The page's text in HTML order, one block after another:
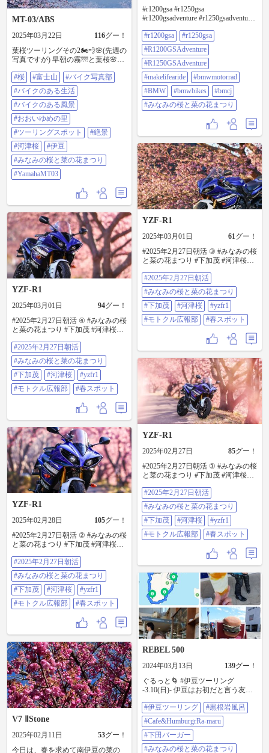
MT-03/ABS
2025年03月22日 116グー！
葉桜ツーリングその2🏍️💨🌸(先週の
写真ですが) 早朝の霧🌁と葉桜🌸と
てましたが、コレはこれでなかな
か幽玄な…😃 ③バイクと葉桜 1〜3:
おおいゆめの里 4:青野川とバイク
と葉桜…爽やかでした😄(伊豆です)
#桜 #富士山 #バイク写真部 #バイク
のある生活 #バイクのある風景 #お
おいゆめの里 #ツーリングスポット
#絶景 #河津桜 #伊豆 #みなみの桜と
菜の花まつり #yamahamt03
#桜 #富士山
#バイク写真部
#バイクのある生活
#バイクのある風景
#おおいゆめの里
#ツーリングスポット
#絶景
#河津桜
#伊豆
#みなみの桜と菜の花まつり
#YamahaMT03
#r1200gsa #r1250gsa
#r1200gsadventure #r1250gsadventure
#bmwbikes #bmcj #みなみの桜と菜
の花まつり
#r1200gsa
#r1250gsa
#R1200GSAdventure
#R1250GSAdventure
#makelifearide
#bmwmotorrad
#BMW
#bmwbikes
#bmcj
#みなみの桜と菜の花まつり
YZF-R1
2025年03月01日 94グー！
#2025年2月27日朝活 ④ #みなみの桜
と菜の花まつり #下加茂 #河津桜
ト
#2025年2月27日朝活
#みなみの桜と菜の花まつり
#下加茂
#河津桜
#yzfr1
#モトクル広報部
#春スポット
YZF-R1
2025年03月01日 61グー！
#2025年2月27日朝活 ③ #みなみの桜
と菜の花まつり #下加茂 #河津桜
ト
#2025年2月27日朝活
#みなみの桜と菜の花まつり
#下加茂
#河津桜
#yzfr1
#モトクル広報部
#春スポット
YZF-R1
2025年02月28日 105グー！
#2025年2月27日朝活 ② #みなみの桜
と菜の花まつり #下加茂 #河津桜
ト
#2025年2月27日朝活
#みなみの桜と菜の花まつり
#下加茂
#河津桜
#yzfr1
#モトクル広報部
#春スポット
YZF-R1
2025年02月27日 85グー！
#2025年2月27日朝活 ① #みなみの桜
と菜の花まつり #下加茂 #河津桜
ト
#2025年2月27日朝活
#みなみの桜と菜の花まつり
#下加茂
#河津桜
#yzfr1
#モトクル広報部
#春スポット
V7 ⅡStone
2025年02月11日 53グー！
今日は、春を求めて南伊豆の菜の
REBEL 500
2024年03月13日 139グー！
ぐるっと🌀 #伊豆ツーリング
-3.10(日)- 伊豆はお初だと言う友人
たよ〜！！！ #黒根岩風呂 道路か
ら見えるかもしれん露天風呂とは
聞いてた…。男湯は脱衣所に戻る
通路が、入り口の階段から見える
もんだから、ちょうどのタイミン
#伊豆ツーリング
#黒根岩風呂
#Cafe&HumburgrRa-maru
#下田バーガー
#みなみの桜と菜の花まつり